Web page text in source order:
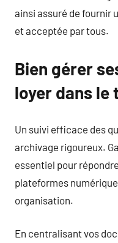
ainsi assuré de fournir
et acceptée par tous.
Bien gérer
loyer dans le
Un suivi efficace des
archivage rigoureux.
essentiel pour
plateformes
organisation.
En centralisant vos